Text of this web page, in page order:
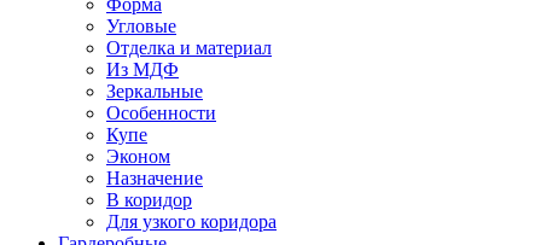
Форма
Угловые
Отделка и материал
Из МДФ
Зеркальные
Особенности
Купе
Эконом
Назначение
В коридор
Для узкого коридора